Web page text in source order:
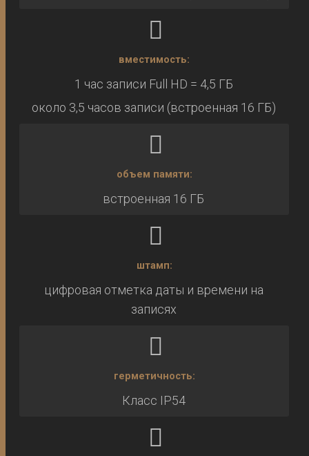
вместимость:
1 час записи Full HD = 4,5 ГБ
около 3,5 часов записи (встроенная 16 ГБ)
объем памяти:
встроенная 16 ГБ
штамп:
цифровая отметка даты и времени на
записях
герметичность:
Класс IP54